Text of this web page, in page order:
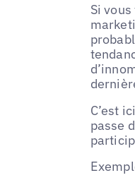
Si
C’est
passe